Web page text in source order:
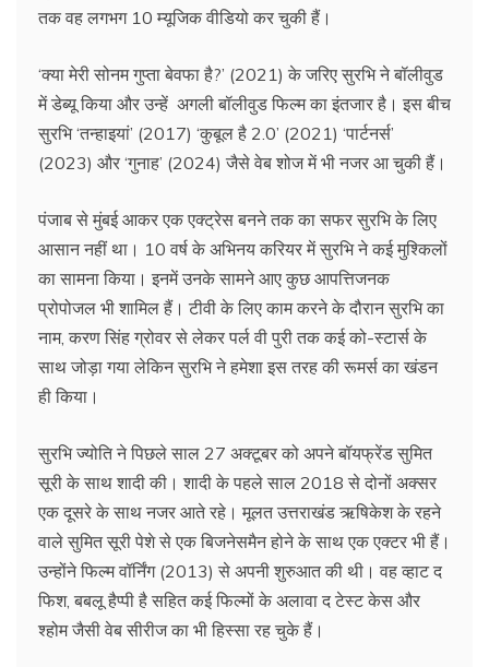
तक वह लगभग 10 म्‍यूजिक वीडियो कर चुकी हैं।
‘क्‍या मेरी सोनम गुप्ता बेवफा है?’ (2021) के जरिए सुरभि ने बॉलीवुड
में डेब्‍यू किया और उन्हें अगली बॉलीवुड फिल्‍म का इंतजार है। इस बीच
सुरभि ‘तन्‍हाइयां’ (2017) ‘कुबूल है 2.0’ (2021) ‘पार्टनर्स’
(2023) और ‘गुनाह’ (2024) जैसे वेब शोज में भी नजर आ चुकी हैं।
पंजाब से मुंबई आकर एक एक्‍ट्रेस बनने तक का सफर सुरभि के लिए
आसान नहीं था। 10 वर्ष के अभिनय करियर में सुरभि ने कई मुश्किलों
का सामना किया। इनमें उनके सामने आए कुछ आपत्तिजनक
प्रोपोजल भी शामिल हैं। टीवी के लिए काम करने के दौरान सुरभि का
नाम, करण सिंह ग्रोवर से लेकर पर्ल वी पुरी तक कई को-स्टार्स के
साथ जोड़ा गया लेकिन सुरभि ने हमेशा इस तरह की रूमर्स का खंडन
ही किया।
सुरभि ज्योति ने पिछले साल 27 अक्‍टूबर को अपने बॉयफ्रेंड सुमित
सूरी के साथ शादी की। शादी के पहले साल 2018 से दोनों अक्सर
एक दूसरे के साथ नजर आते रहे। मूलत उत्तराखंड ऋषिकेश के रहने
वाले सुमित सूरी पेशे से एक बिजनेसमैन होने के साथ एक एक्टर भी हैं।
उन्‍होंने फिल्म वॉर्निंग (2013) से अपनी शुरुआत की थी। वह व्हाट द
फिश, बबलू हैप्पी है सहित कई फिल्मों के अलावा द टेस्ट केस और
श्होम जैसी वेब सीरीज का भी हिस्सा रह चुके हैं।